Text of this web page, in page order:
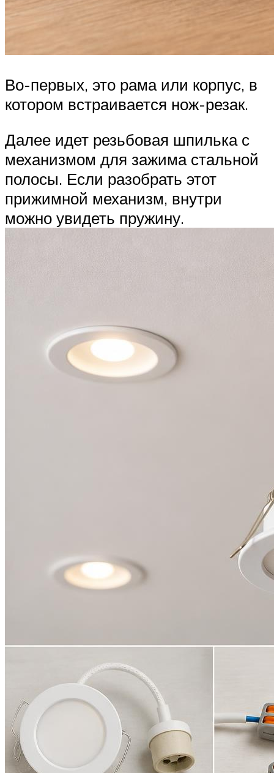
Во-первых, это рама или корпус, в
котором встраивается нож-резак.
Далее идет резьбовая шпилька с
механизмом для зажима стальной
полосы. Если разобрать этот
прижимной механизм, внутри
можно увидеть пружину.